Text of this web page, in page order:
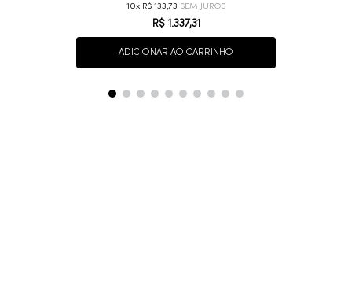
10 R$ 133,73
R$ 1 .337,31
ADICIONAR AO CARRINHO